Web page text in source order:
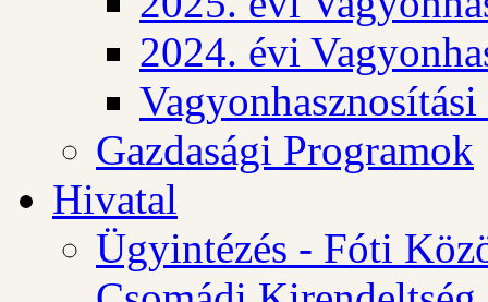
2024. évi
Gazdasági Programok
Hivatal
Ügyintézés - Fóti